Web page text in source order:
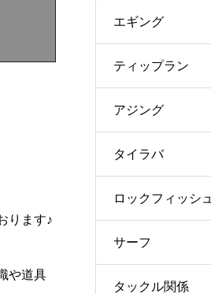
ります♪
や道具
エギング
ティップラン
アジング
タイラバ
ロックフィッシュ
サーフ
タックル関係